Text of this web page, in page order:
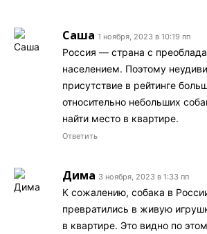
Саша 1 ноября, 2023 в 10:19 пп
Россия — страна с
населением. Поэтому
присутствие в рейтинге
относительно небольших
найти место в квартире.
Ответить
Дима 3 ноября, 2023 в 1:33 пп
К сожалению, собака в
превратились в живую
в квартире. Это видно по